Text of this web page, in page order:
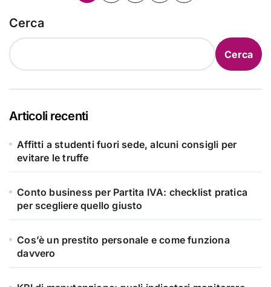
Cerca
Cerca
Articoli recenti
Affitti a studenti fuori sede, alcuni consigli per
evitare le truffe
Conto business per Partita IVA: checklist pratica
per scegliere quello giusto
Cos’è un prestito personale e come funziona
davvero